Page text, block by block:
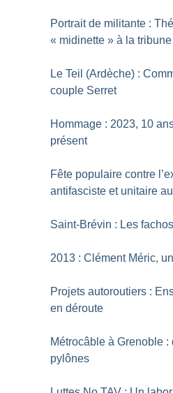
Portrait de militante :
« midinette » à la tribune
Le Teil (Ardèche) :
couple Serret
Hommage : 2023, 10
présent
Fête populaire contre
antifasciste et unitaire
Saint-Brévin : Les
2013 : Clément Méric,
Projets autoroutiers :
en déroute
Métrocâble à Grenoble
pylônes